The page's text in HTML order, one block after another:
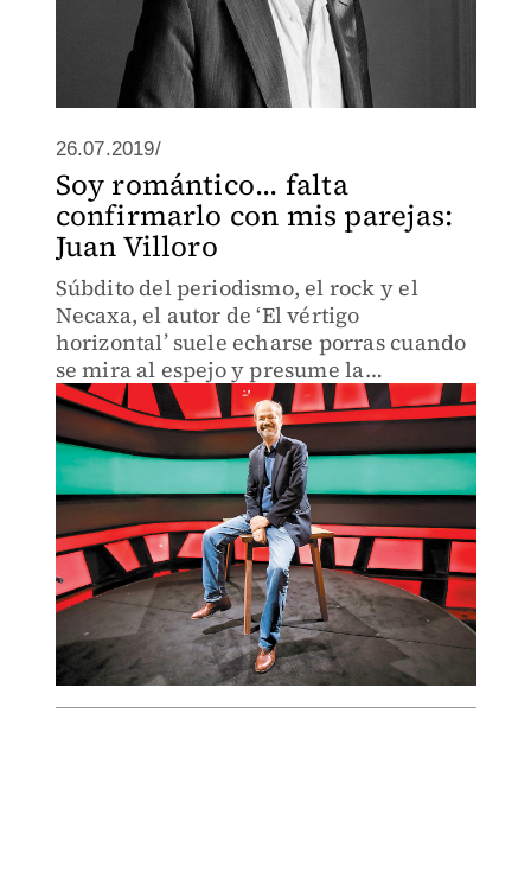
26.07.2019/
Soy romántico... falta
confirmarlo con mis parejas:
Juan Villoro
Súbdito del periodismo, el rock y el
Necaxa, el autor de ‘El vértigo
horizontal’ suele echarse porras cuando
se mira al espejo y presume la
paternidad de un espagueti innovador
creado especialmente para su hija.